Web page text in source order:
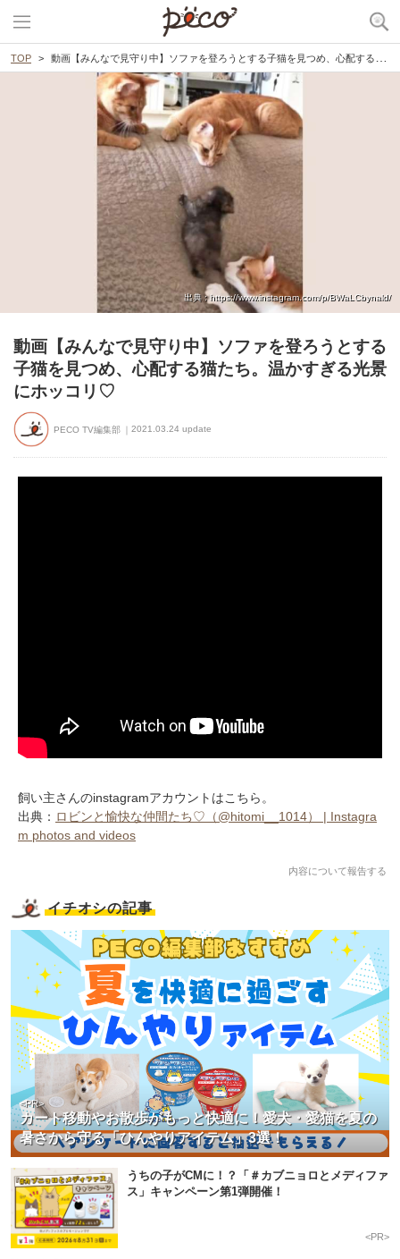
TOP 動画【みんなで見守り中】ソファを登ろうとする子猫を見つめ、心配する猫たち。温かすぎる光景にホッコリ♡
出典 : https://www.instagram.com/p/BWaLCbynald/
動画【みんなで見守り中】ソファを登ろうとする
子猫を見つめ、心配する猫たち。温かすぎる光景
にホッコリ♡
PECO TV編集部 2021.03.24 update
飼い主さんのinstagramアカウントはこちら。
出典： ロビンと愉快な仲間たち♡（@hitomi__1014） | Instagra
m photos and videos
内容について報告する
イチオシの記事
カート移動やお散歩がもっと快適に！愛犬・愛猫を夏の
暑さから守る「ひんやりアイテム」3選！
<PR>
うちの子がCMに！？「＃カブニョロとメディファ
ス」キャンペーン第1弾開催！
<PR>
閉じる
pecodogs
いぬ部をフォロー
pecocats
ねこ部をフォロー
PECOアプリをダウンロード済みの方
アプリで開く